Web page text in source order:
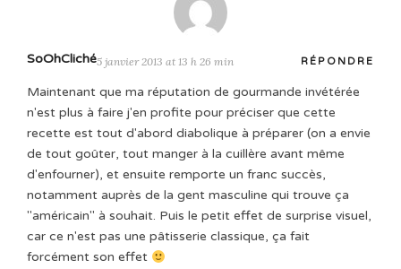
SoOhCliché5 janvier 2013 at 13 h 26 min RÉPONDRE
Maintenant que ma réputation de gourmande invétérée
n'est plus à faire j'en profite pour préciser que cette
recette est tout d'abord diabolique à préparer (on a envie
de tout goûter, tout manger à la cuillère avant même
d'enfourner), et ensuite remporte un franc succès,
notamment auprès de la gent masculine qui trouve ça
"américain" à souhait. Puis le petit effet de surprise visuel,
car ce n'est pas une pâtisserie classique, ça fait
forcément son effet